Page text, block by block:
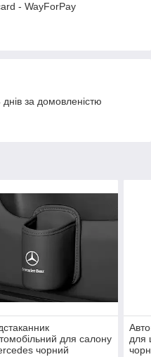
- WayForPay
за домовленістю
для салону
чорний
для